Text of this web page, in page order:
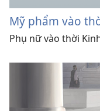
Mỹ phẩm vào
Phụ nữ vào thời